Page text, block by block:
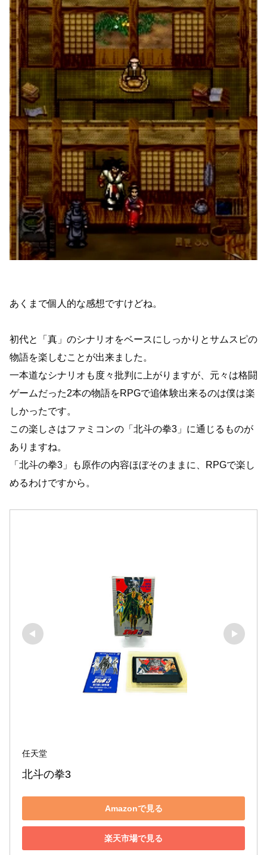
あくまで個人的な感想ですけどね。
初代と「真」のシナリオをベースにしっかりとサムスピの
物語を楽しむことが出来ました。
一本道なシナリオも度々批判に上がりますが、元々は格闘
ゲームだった2本の物語をRPGで追体験出来るのは僕は楽
しかったです。
この楽しさはファミコンの「北斗の拳3」に通じるものが
ありますね。
「北斗の拳3」も原作の内容ほぼそのままに、RPGで楽し
めるわけですから。
任天堂
北斗の拳3
Amazonで見る
楽天市場で見る